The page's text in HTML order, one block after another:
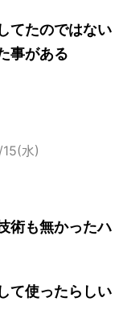
てたのではない
事がある
水)
術も無かったハ
て使ったらしい